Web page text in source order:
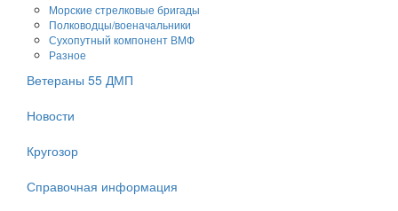
Морские стрелковые бригады
Полководцы/военачальники
Сухопутный компонент ВМФ
Разное
Ветераны 55 ДМП
Новости
Кругозор
Справочная информация